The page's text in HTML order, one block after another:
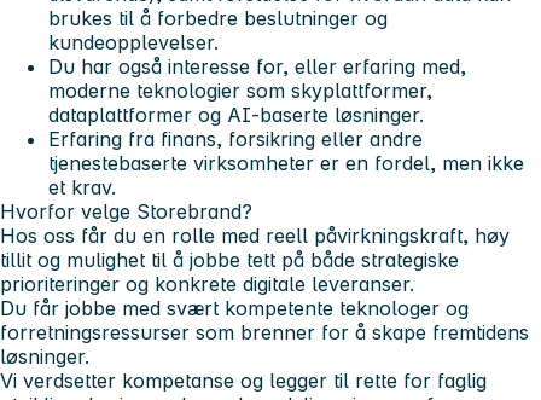
brukes til å forbedre beslutninger og
kundeopplevelser.
Du har også interesse for, eller erfaring med,
moderne teknologier som skyplattformer,
dataplattformer og AI-baserte løsninger.
Erfaring fra finans, forsikring eller andre
tjenestebaserte virksomheter er en fordel, men ikke
et krav.
Hvorfor velge Storebrand?
Hos oss får du en rolle med reell påvirkningskraft, høy
tillit og mulighet til å jobbe tett på både strategiske
prioriteringer og konkrete digitale leveranser.
Du får jobbe med svært kompetente teknologer og
forretningsressurser som brenner for å skape fremtidens
løsninger.
Vi verdsetter kompetanse og legger til rette for faglig